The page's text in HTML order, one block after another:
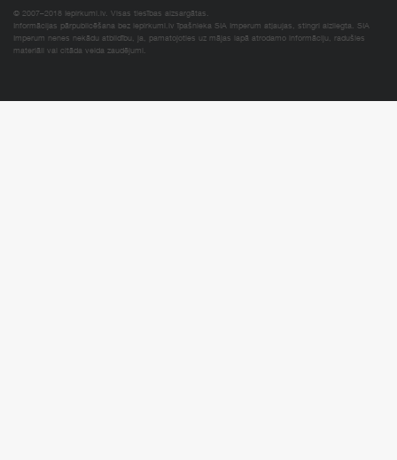
© 2007–2018 Iepirkumi.lv. Visas tiesības aizsargātas.
Informācijas pārpublicēšana bez iepirkumi.lv īpašnieka SIA Imperum atļaujas, stingri aizliegta. SIA
Imperum nenes nekādu atbildību, ja, pamatojoties uz mājas lapā atrodamo informāciju, radušies
materiāli vai citāda veida zaudējumi.